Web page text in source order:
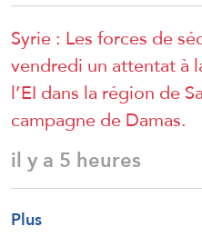
Syrie : Les forces de
vendredi un attentat à
l’EI dans la région de
campagne de Damas.
il y a 5 heures
Plus